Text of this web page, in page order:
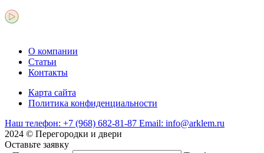
О компании
Статьи
Контакты
Карта сайта
Политика конфиденциальности
Наш телефон: +7 (968) 682-81-87 Email: info@arklem.ru
2024 © Перегородки и двери
Оставьте заявку